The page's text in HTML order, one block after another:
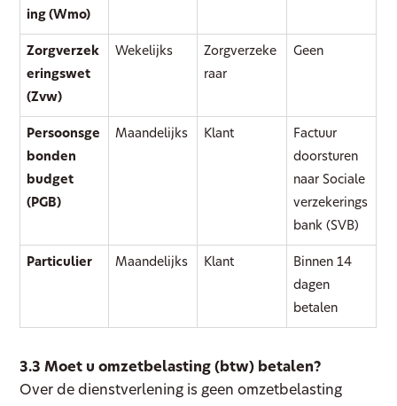
ing (Wmo)
Zorgverzek
eringswet
(Zvw)
Wekelijks
Zorgverzeke
raar
Geen
Persoonsge
bonden
budget
(PGB)
Maandelijks Klant
Factuur
doorsturen
naar Sociale
verzekerings
bank (SVB)
Particulier Maandelijks Klant
Binnen 14
dagen
betalen
3.3 Moet u omzetbelasting (btw) betalen?
Over de dienstverlening is geen omzetbelasting